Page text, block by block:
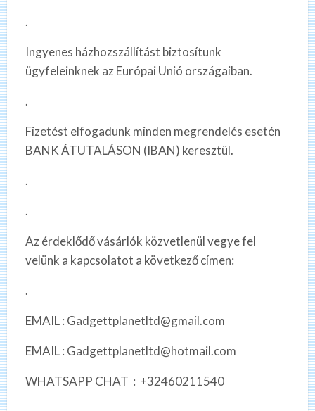
.
Ingyenes házhozszállítást biztosítunk
ügyfeleinknek az Európai Unió országaiban.
.
Fizetést elfogadunk minden megrendelés esetén
BANK ÁTUTALÁSON (IBAN) keresztül.
.
.
Az érdeklődő vásárlók közvetlenül vegye fel
velünk a kapcsolatot a következő címen:
.
EMAIL : Gadgettplanetltd@gmail.com
EMAIL : Gadgettplanetltd@hotmail.com
WHATSAPP CHAT : +32460211540